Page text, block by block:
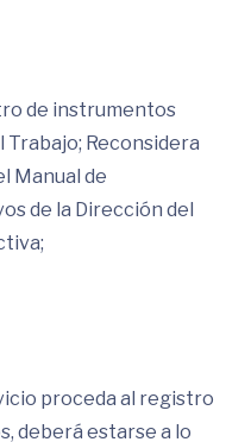
de instrumentos
Reconsidera
Manual de
de la Dirección del
proceda al registro
deberá estarse a lo